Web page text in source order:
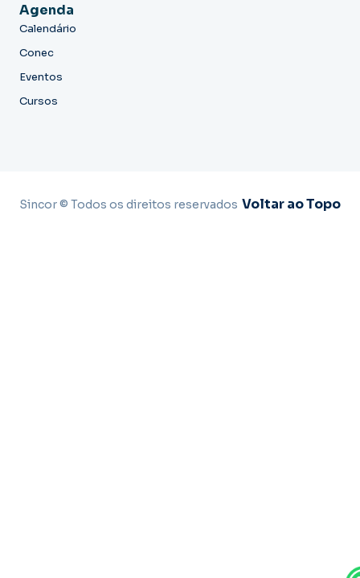
Agenda
Calendário
Conec
Eventos
Cursos
Sincor © Todos os direitos reservados Voltar ao Topo